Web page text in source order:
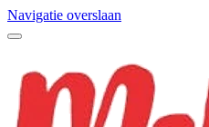
Navigatie overslaan